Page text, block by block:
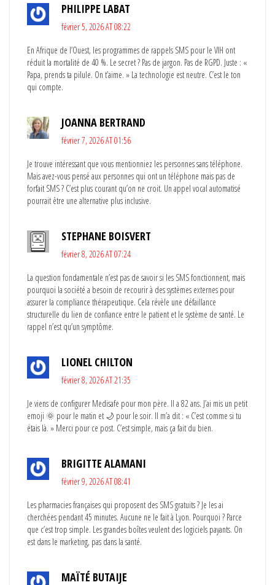
PHILIPPE LABAT
février 5, 2026 AT 08:22
En Afrique de l’Ouest, les programmes de rappels SMS pour le VIH ont
réduit la mortalité de 40 %. Le secret ? Pas de jargon. Pas de RGPD. Juste : «
Papa, prends ta pilule. On t’aime. » La technologie est neutre. C’est le ton
qui compte.
JOANNA BERTRAND
février 7, 2026 AT 01:56
Je trouve intéressant que vous mentionniez les personnes sans téléphone.
Mais avez-vous pensé aux personnes qui ont un téléphone mais pas de
forfait SMS ? C’est plus courant qu’on ne croit. Un appel vocal automatisé
pourrait être une alternative plus inclusive.
STEPHANE BOISVERT
février 8, 2026 AT 07:24
La question fondamentale n’est pas de savoir si les SMS fonctionnent, mais
pourquoi la société a besoin de recourir à des systèmes externes pour
assurer la compliance thérapeutique. Cela révèle une défaillance
structurelle du lien de confiance entre le patient et le système de santé. Le
rappel n’est qu’un symptôme.
LIONEL CHILTON
février 8, 2026 AT 21:35
Je viens de configurer Medisafe pour mon père. Il a 82 ans. J’ai mis un petit
emoji 🌞 pour le matin et 🌙 pour le soir. Il m’a dit : « C’est comme si tu
étais là. » Merci pour ce post. C’est simple, mais ça fait du bien.
BRIGITTE ALAMANI
février 9, 2026 AT 08:41
Les pharmacies françaises qui proposent des SMS gratuits ? Je les ai
cherchées pendant 45 minutes. Aucune ne le fait à Lyon. Pourquoi ? Parce
que c’est trop simple. Les grandes boîtes veulent des logiciels payants. On
est dans le marketing, pas dans la santé.
MAÏTÉ BUTAIJE